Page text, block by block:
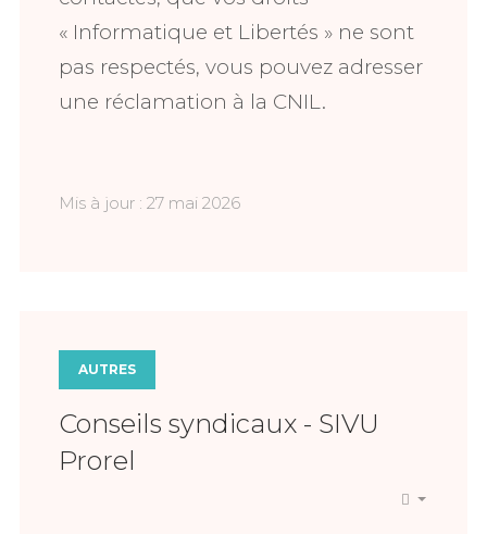
« Informatique et Libertés » ne sont
pas respectés, vous pouvez adresser
une réclamation à la CNIL.
Mis à jour : 27 mai 2026
AUTRES
Conseils syndicaux - SIVU
Prorel